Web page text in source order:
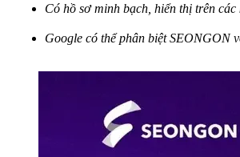
Có hồ sơ minh bạch, hiển thị trên
Google có thể phân biệt SEONGON